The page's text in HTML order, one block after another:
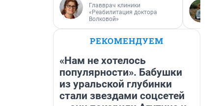
Главврач клиники
«Реабилитация доктора
Волковой»
РЕКОМЕНДУЕМ
«Нам не хотелось
популярности». Бабушки
из уральской глубинки
стали звездами соцсетей